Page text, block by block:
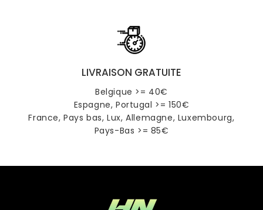
LIVRAISON GRATUITE
Belgique >= 40€
Espagne, Portugal >= 150€
France, Pays bas, Lux, Allemagne, Luxembourg,
Pays-Bas >= 85€